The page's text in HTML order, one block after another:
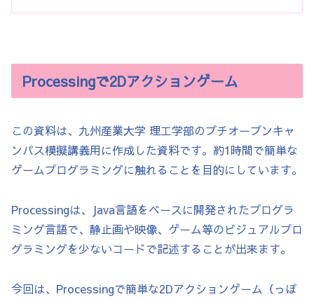
Processingで2Dアクションゲーム
この資料は、九州産業大学 理工学部のプチオープンキャ
ンパス模擬講義用に作成した資料です。約1時間で簡単な
ゲームプログラミングに触れることを目的にしています。
Processingは、Java言語をベースに開発されたプログラ
ミング言語で、静止画や映像、ゲーム等のビジュアルプロ
グラミングを少ないコードで記述することが出来ます。
今回は、Processingで簡単な2Dアクションゲーム（っぽ